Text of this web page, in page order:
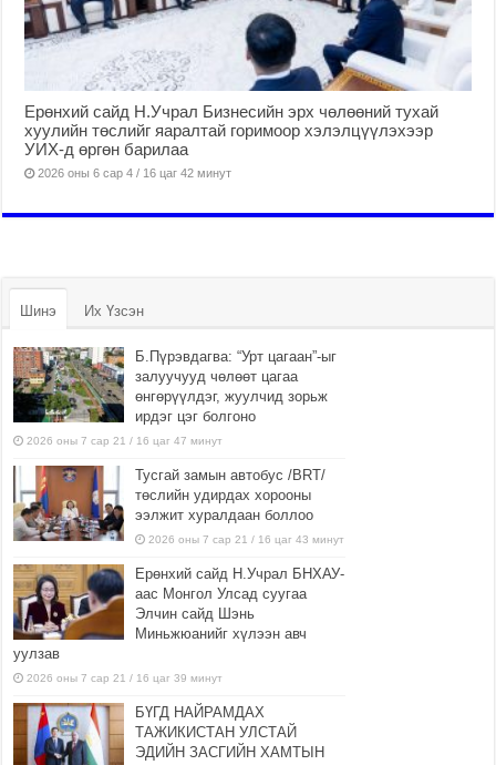
Ерөнхий сайд Н.Учрал Бизнесийн эрх чөлөөний тухай
хуулийн төслийг яаралтай горимоор хэлэлцүүлэхээр
УИХ-д өргөн барилаа
2026 оны 6 сар 4 / 16 цаг 42 минут
Шинэ Их Үзсэн
Б.Пүрэвдагва: “Урт цагаан”-ыг
залуучууд чөлөөт цагаа
өнгөрүүлдэг, жуулчид зорьж
ирдэг цэг болгоно
2026 оны 7 сар 21 / 16 цаг 47 минут
Тусгай замын автобус /BRT/
төслийн удирдах хорооны
ээлжит хуралдаан боллоо
2026 оны 7 сар 21 / 16 цаг 43 минут
Ерөнхий сайд Н.Учрал БНХАУ-
аас Монгол Улсад суугаа
Элчин сайд Шэнь
Миньжюанийг хүлээн авч
уулзав
2026 оны 7 сар 21 / 16 цаг 39 минут
БҮГД НАЙРАМДАХ
ТАЖИКИСТАН УЛСТАЙ
ЭДИЙН ЗАСГИЙН ХАМТЫН